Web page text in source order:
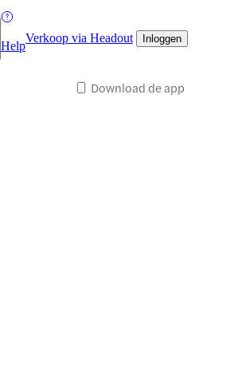
Help
Verkoop via Headout Inloggen
Download de app